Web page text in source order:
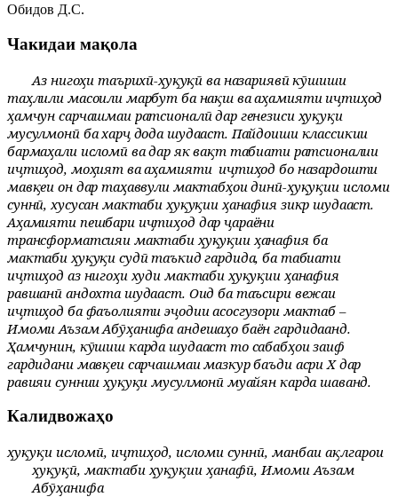
Обидов Д.С.
Чакидаи мақола
Аз нигоҳи таърихӣ-ҳуқуқӣ ва назариявӣ кӯшиши
таҳлили масоили марбут ба нақш ва аҳамияти иҷтиҳод
ҳамчун сарчашмаи ратсионалӣ дар генезиси ҳуқуқи
мусулмонӣ ба харҷ дода шудааст. Пайдоиши классикии
бармаҳали исломӣ ва дар як вақт табиати ратсионалии
иҷтиҳод, моҳият ва аҳамияти иҷтиҳод бо назардошти
мавқеи он дар таҳаввули мактабҳои динӣ-ҳуқуқии исломи
суннӣ, хусусан мактаби ҳуқуқии ҳанафия зикр шудааст.
Аҳамияти пешбари иҷтиҳод дар ҷараёни
трансформатсияи мактаби ҳуқуқии ҳанафия ба
мактаби ҳуқуқи судӣ таъкид гардида, ба табиати
иҷтиҳод аз нигоҳи худи мактаби ҳуқуқии ҳанафия
равшанӣ андохта шудааст. Оид ба таъсири вежаи
иҷтиҳод ба фаъолияти эҷодии асосгузори мактаб –
Имоми Аъзам Абӯҳанифа андешаҳо баён гардидаанд.
Ҳамчунин, кӯшиш карда шудааст то сабабҳои заиф
гардидани мавқеи сарчашмаи мазкур баъди асри Х дар
равияи суннии ҳуқуқи мусулмонӣ муайян карда шаванд.
Калидвожаҳо
ҳуқуқи исломӣ, иҷтиҳод, исломи суннӣ, манбаи ақлгарои
ҳуқуқӣ, мактаби ҳуқуқии ҳанафӣ, Имоми Аъзам
Абӯҳанифа